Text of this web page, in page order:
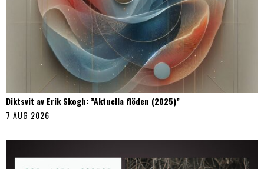
Diktsvit av Erik Skogh: ”Aktuella flöden (2025)”
7 AUG 2026